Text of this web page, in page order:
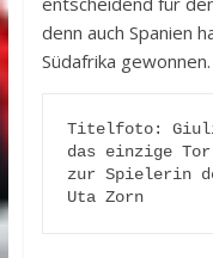
denn auch Spanien
Südafrika gewonnen.
Titelfoto:
das einzige
zur Spielerin
Uta Zorn